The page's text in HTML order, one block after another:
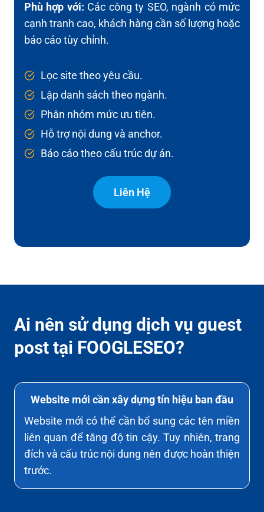
Phù hợp với: Các công ty SEO, ngành có mức
cạnh tranh cao, khách hàng cần số lượng hoặc
báo cáo tùy chỉnh.
Lọc site theo yêu cầu.
Lập danh sách theo ngành.
Phân nhóm mức ưu tiên.
Hỗ trợ nội dung và anchor.
Báo cáo theo cấu trúc dự án.
Liên Hệ
Ai nên sử dụng dịch vụ guest
post tại FOOGLESEO?
Website mới cần xây dựng tín hiệu ban đầu
Website mới có thể cần bổ sung các tên miền
liên quan để tăng độ tin cậy. Tuy nhiên, trang
đích và cấu trúc nội dung nên được hoàn thiện
trước.